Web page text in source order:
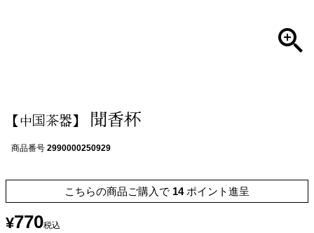
【中国茶器】 聞香杯
商品番号 2990000250929
こちらの商品ご購入で 14 ポイント進呈
¥770税込